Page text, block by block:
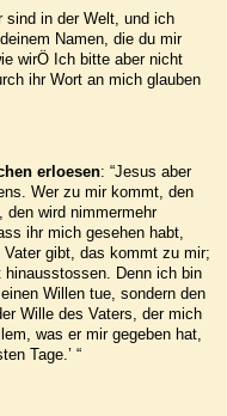
sind in der Welt, und ich
Namen, die du mir
wirÖ Ich bitte aber nicht
ihr Wort an mich glauben
erloesen: “Jesus aber
Wer zu mir kommt, den
den wird nimmermehr
ihr mich gesehen habt,
gibt, das kommt zu mir;
Denn ich bin
Willen tue, sondern den
Wille des Vaters, der mich
was er mir gegeben hat,
Tage.’ “